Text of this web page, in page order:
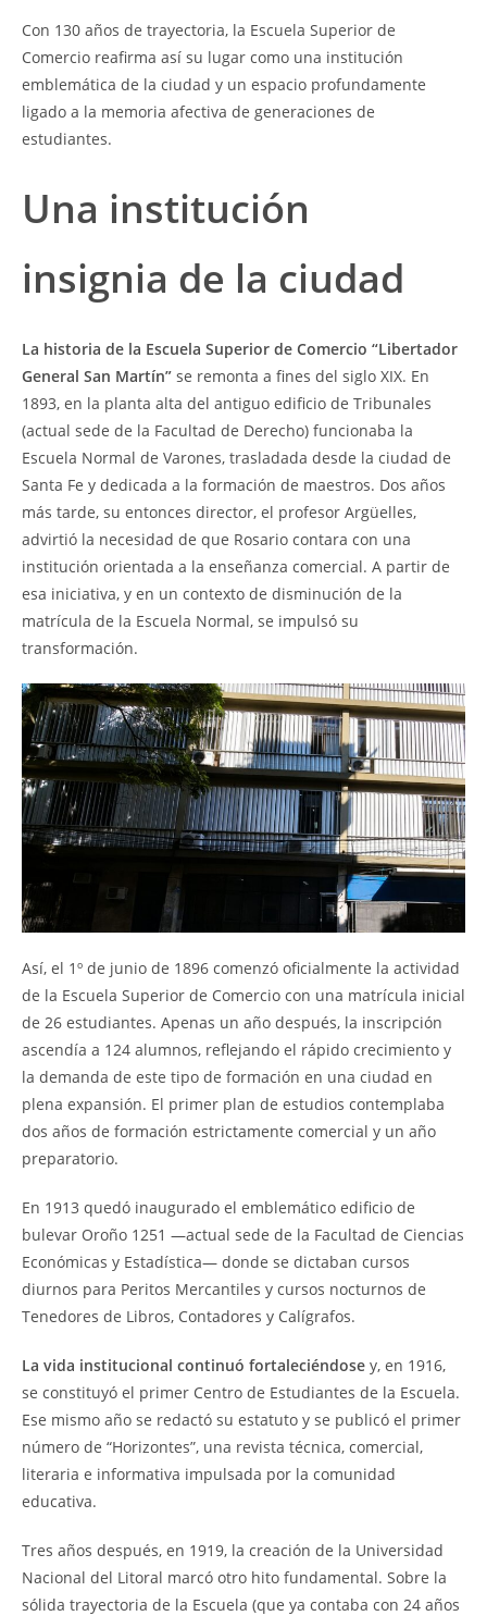
Con 130 años de trayectoria, la Escuela Superior de
Comercio reafirma así su lugar como una institución
emblemática de la ciudad y un espacio profundamente
ligado a la memoria afectiva de generaciones de
estudiantes.
Una institución
insignia de la ciudad
La historia de la Escuela Superior de Comercio “Libertador
General San Martín” se remonta a fines del siglo XIX. En
1893, en la planta alta del antiguo edificio de Tribunales
(actual sede de la Facultad de Derecho) funcionaba la
Escuela Normal de Varones, trasladada desde la ciudad de
Santa Fe y dedicada a la formación de maestros. Dos años
más tarde, su entonces director, el profesor Argüelles,
advirtió la necesidad de que Rosario contara con una
institución orientada a la enseñanza comercial. A partir de
esa iniciativa, y en un contexto de disminución de la
matrícula de la Escuela Normal, se impulsó su
transformación.
Así, el 1º de junio de 1896 comenzó oficialmente la actividad
de la Escuela Superior de Comercio con una matrícula inicial
de 26 estudiantes. Apenas un año después, la inscripción
ascendía a 124 alumnos, reflejando el rápido crecimiento y
la demanda de este tipo de formación en una ciudad en
plena expansión. El primer plan de estudios contemplaba
dos años de formación estrictamente comercial y un año
preparatorio.
En 1913 quedó inaugurado el emblemático edificio de
bulevar Oroño 1251 —actual sede de la Facultad de Ciencias
Económicas y Estadística— donde se dictaban cursos
diurnos para Peritos Mercantiles y cursos nocturnos de
Tenedores de Libros, Contadores y Calígrafos.
La vida institucional continuó fortaleciéndose y, en 1916,
se constituyó el primer Centro de Estudiantes de la Escuela.
Ese mismo año se redactó su estatuto y se publicó el primer
número de “Horizontes”, una revista técnica, comercial,
literaria e informativa impulsada por la comunidad
educativa.
Tres años después, en 1919, la creación de la Universidad
Nacional del Litoral marcó otro hito fundamental. Sobre la
sólida trayectoria de la Escuela (que ya contaba con 24 años